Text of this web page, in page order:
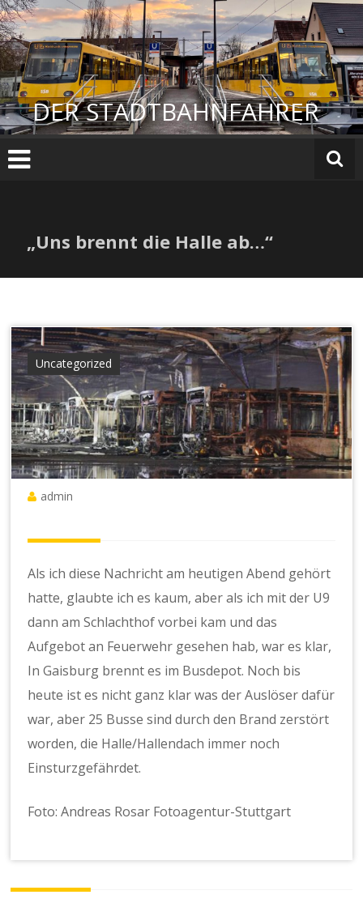
Zum
Inhalt
springen
DER STADTBAHNFAHRER
„Uns brennt die Halle ab…“
Uncategorized
admin
Als ich diese Nachricht am heutigen Abend gehört
hatte, glaubte ich es kaum, aber als ich mit der U9
dann am Schlachthof vorbei kam und das
Aufgebot an Feuerwehr gesehen hab, war es klar,
In Gaisburg brennt es im Busdepot. Noch bis
heute ist es nicht ganz klar was der Auslöser dafür
war, aber 25 Busse sind durch den Brand zerstört
worden, die Halle/Hallendach immer noch
Einsturzgefährdet.
Foto: Andreas Rosar Fotoagentur-Stuttgart